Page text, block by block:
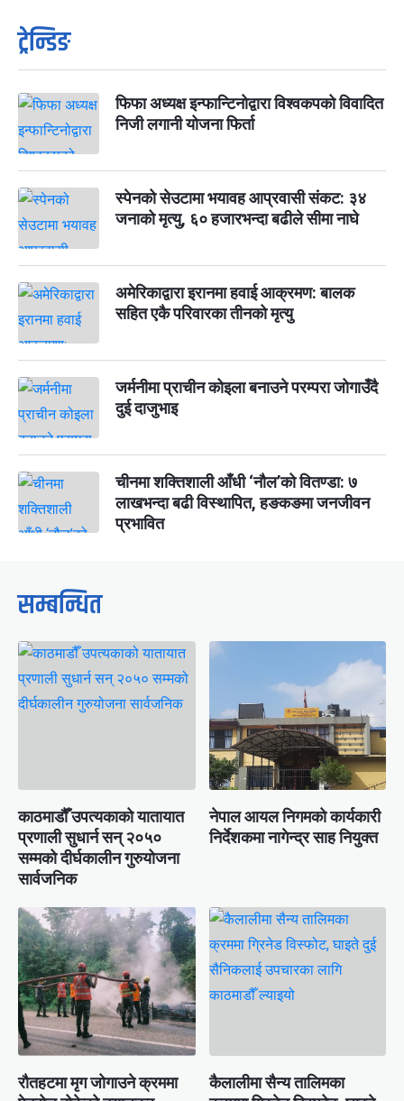
ट्रेन्डिङ
फिफा अध्यक्ष इन्फान्टिनोद्वारा विश्वकपको विवादित
निजी लगानी योजना फिर्ता
स्पेनको सेउटामा भयावह आप्रवासी संकट: ३४
जनाको मृत्यु, ६० हजारभन्दा बढीले सीमा नाघे
अमेरिकाद्वारा इरानमा हवाई आक्रमण: बालक
सहित एकै परिवारका तीनको मृत्यु
जर्मनीमा प्राचीन कोइला बनाउने परम्परा जोगाउँदै
दुई दाजुभाइ
चीनमा शक्तिशाली आँधी ‘नौल’को वितण्डा: ७
लाखभन्दा बढी विस्थापित, हङकङमा जनजीवन
प्रभावित
सम्बन्धित
काठमाडौँ उपत्यकाको यातायात
प्रणाली सुधार्न सन् २०५०
सम्मको दीर्घकालीन गुरुयोजना
सार्वजनिक
नेपाल आयल निगमको कार्यकारी
निर्देशकमा नागेन्द्र साह नियुक्त
रौतहटमा मृग जोगाउने क्रममा
कैलालीमा सैन्य तालिमका